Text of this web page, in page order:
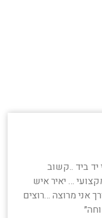
יד ביד ..קשוב
… יאיר איש
אני מרוצה …רוצים